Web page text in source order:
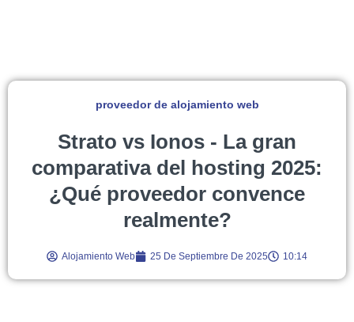
proveedor de alojamiento web
Strato vs Ionos - La gran
comparativa del hosting 2025:
¿Qué proveedor convence
realmente?
Alojamiento Web 25 De Septiembre De 2025 10:14